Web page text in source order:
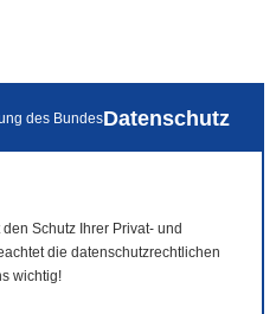
Datenschutz
Schutz Ihrer Privat- und
die datenschutzrechtlichen
wichtig!